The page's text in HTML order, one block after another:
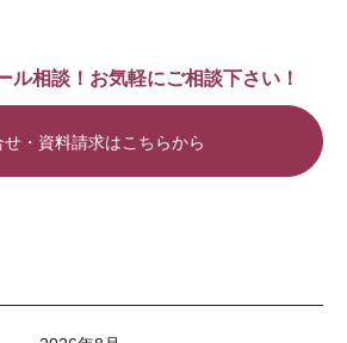
ル相談！お気軽にご相談下さい！
せ・資料請求はこちらから